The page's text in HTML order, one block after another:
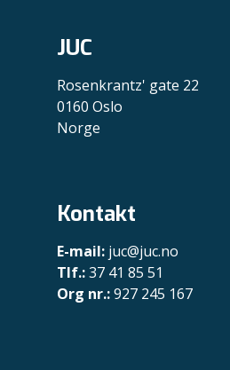
JUC
Rosenkrantz' gate 22
0160 Oslo
Norge
Kontakt
E-mail: juc@juc.no
Tlf.:37 41 85 51
Org nr.:927 245 167